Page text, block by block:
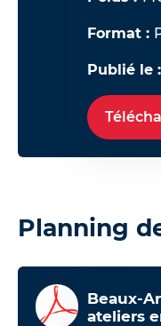
Format :
Publié le
Planning
Beaux-
ateliers